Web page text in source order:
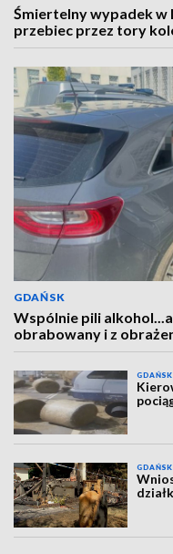
Śmiertelny wypadek w
przebiec przez tory
GDAŃSK
Wspólnie pili
obrabowany i z
GDAŃSK
GDAŃSK